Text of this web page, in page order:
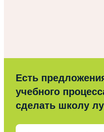
Есть
учебного
сделать школу